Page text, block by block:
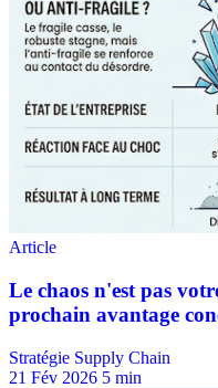
Stratégie Supply Chain
21 Fév 2026 5 min